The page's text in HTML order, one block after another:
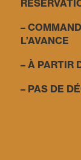
–
L’AVANCE
– À PARTIR
– PAS DE